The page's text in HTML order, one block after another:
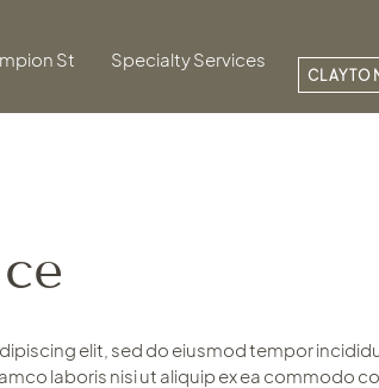
St Specialty Services
elit, sed do eiusmod tempor
laboris nisi ut aliquip ex ea commodo